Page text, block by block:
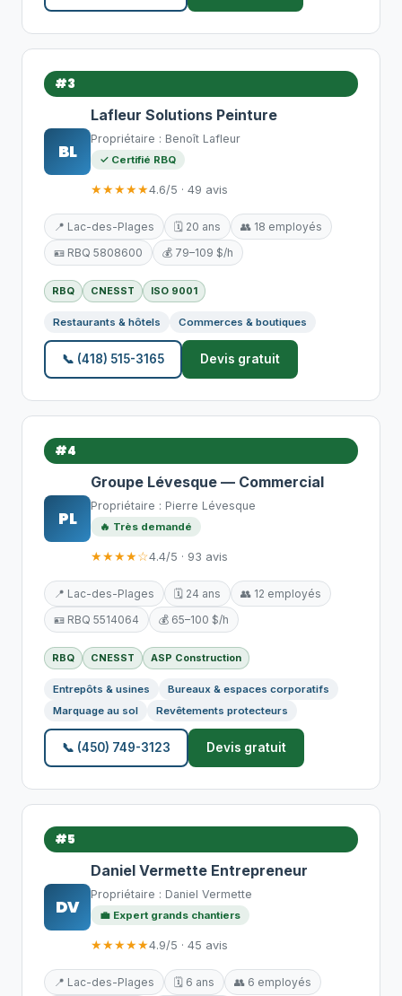
#3
BL
Lafleur Solutions Peinture
Propriétaire : Benoît Lafleur
✓ Certifié RBQ
★★★★★4.6/5 · 49 avis
📍 Lac-des-Plages 🗓️ 20 ans
👥 18 employés
🪪 RBQ 5808600
💰 79–109 $/h
RBQ CNESST ISO 9001
Restaurants & hôtels Commerces & boutiques
📞 (418) 515-3165 Devis gratuit
#4
PL
Groupe Lévesque — Commercial
Propriétaire : Pierre Lévesque
🔥 Très demandé
★★★★☆4.4/5 · 93 avis
📍 Lac-des-Plages 🗓️ 24 ans
👥 12 employés
🪪 RBQ 5514064
💰 65–100 $/h
RBQ CNESST ASP Construction
Entrepôts & usines
Bureaux & espaces corporatifs
Marquage au sol
Revêtements protecteurs
📞 (450) 749-3123 Devis gratuit
#5
DV
Daniel Vermette Entrepreneur
Propriétaire : Daniel Vermette
💼 Expert grands chantiers
★★★★★4.9/5 · 45 avis
📍 Lac-des-Plages 🗓️ 6 ans
👥 6 employés